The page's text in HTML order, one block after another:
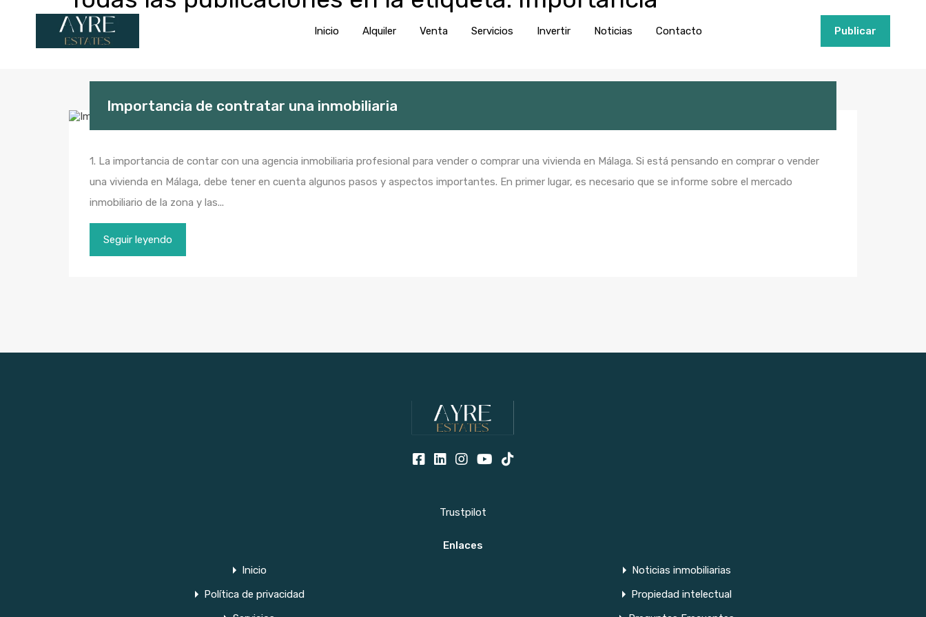
Inicio Alquiler Venta Servicios Invertir Publicar
Inicio Alquiler Venta Servicios Invertir Noticias Contacto Publicar
Importancia de contratar una inmobiliaria
1. La importancia de contar con una agencia inmobiliaria profesional para vender o comprar una vivienda en Málaga. Si está pensando en comprar o vender
una vivienda en Málaga, debe tener en cuenta algunos pasos y aspectos importantes. En primer lugar, es necesario que se informe sobre el mercado
inmobiliario de la zona y las...
Seguir leyendo
Trustpilot
Enlaces
Inicio
Noticias inmobiliarias
Política de privacidad
Propiedad intelectual